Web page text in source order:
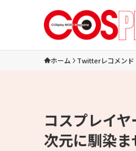
ホーム Twitterレコメンド
コスプレイ
次元に馴染ま